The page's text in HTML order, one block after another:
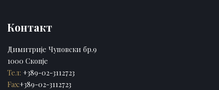
Контакт
Димитрије Чуповски бр.9
1000 Скопје
Тел: +389-02-3112723
Fax:+389-02-3112723